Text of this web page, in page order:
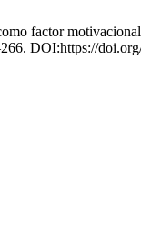
factor
DOI:https://